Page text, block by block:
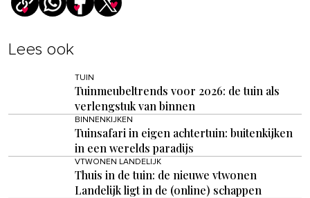
Lees ook
TUIN
Tuinmeubeltrends voor 2026: de tuin als
verlengstuk van binnen
BINNENKIJKEN
Tuinsafari in eigen achtertuin: buitenkijken
in een werelds paradijs
VTWONEN LANDELIJK
Thuis in de tuin: de nieuwe vtwonen
Landelijk ligt in de (online) schappen